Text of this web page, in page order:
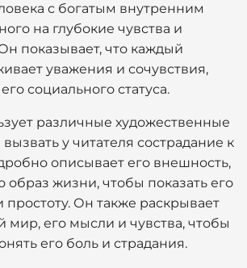
с богатым внутренним
на глубокие чувства и
показывает, что каждый
уважения и сочувствия,
социального статуса.
различные художественные
у читателя сострадание к
описывает его внешность,
образ жизни, чтобы показать его
простоту. Он также раскрывает
мир, его мысли и чувства, чтобы
его боль и страдания.